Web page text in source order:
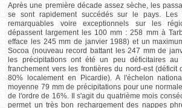
Après une première décade assez sèche, les
se sont rapidement succédés sur le pays. Les
remarquables voire exceptionnels sur les
dépassent largement les 100 mm : 258 mm à
efface les 245 mm de janvier 1988) et un
Socoa (nouveau record battant les 247 mm de
les précipitations ont été un peu déficitaires
franchement vers les frontières du nord-est (déficit
80% localement en Picardie). A l'échelon
moyenne 79 mm de précipitations pour une
de l'ordre de 16%. Il s'agit du quatrième mois
permet un très bon rechargement des nappes